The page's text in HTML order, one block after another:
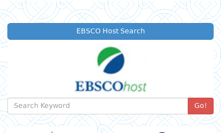
EBSCO Host Search
Go!